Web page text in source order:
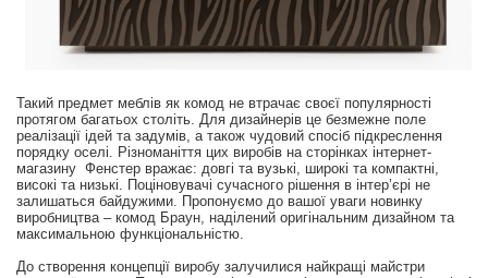
Такий предмет меблів як комод не втрачає своєї популярності
протягом багатьох століть. Для дизайнерів це безмежне поле
реалізації ідей та задумів, а також чудовий спосіб підкреслення
порядку оселі. Різноманіття цих виробів на сторінках інтернет-
магазину Фенстер вражає: довгі та вузькі, широкі та компактні,
високі та низькі. Поціновувачі сучасного рішення в інтер’єрі не
залишаться байдужими. Пропонуємо до вашої уваги новинку
виробництва – комод Браун, наділений оригінальним дизайном та
максимальною функціональністю.
До створення концепції виробу залучилися найкращі майстри